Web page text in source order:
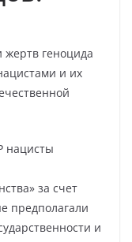
жертв геноцида
и их
нацисты
за счет
предполагали
и